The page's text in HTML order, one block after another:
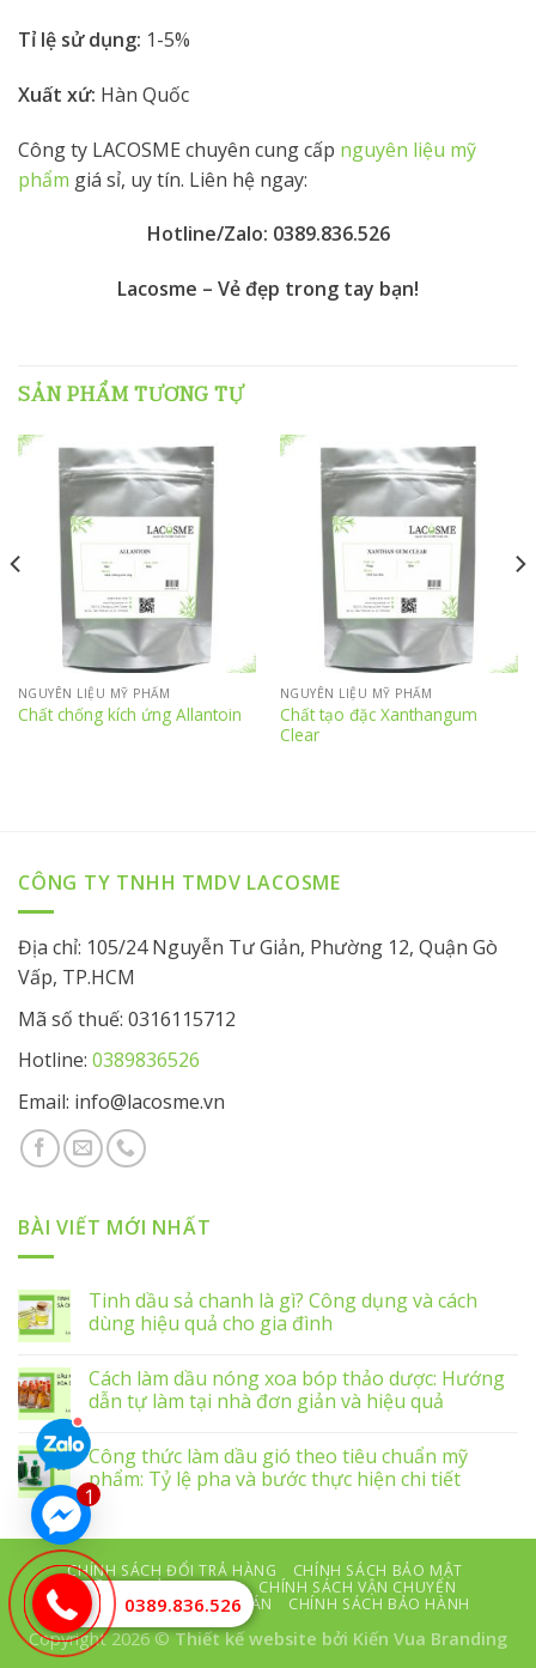
Tỉ lệ sử dụng: 1-5%
Xuất xứ: Hàn Quốc
Công ty LACOSME chuyên cung cấp nguyên liệu mỹ
phẩm giá sỉ, uy tín. Liên hệ ngay:
Hotline/Zalo: 0389.836.526
Lacosme – Vẻ đẹp trong tay bạn!
SẢN PHẨM TƯƠNG TỰ
NGUYÊN LIỆU MỸ PHẨM
Chất chống kích ứng Allantoin
NGUYÊN LIỆU MỸ PHẨM
Chất tạo đặc Xanthangum
Clear
CÔNG TY TNHH TMDV LACOSME
Địa chỉ: 105/24 Nguyễn Tư Giản, Phường 12, Quận Gò
Vấp, TP.HCM
Mã số thuế: 0316115712
Hotline: 0389836526
Email: info@lacosme.vn
BÀI VIẾT MỚI NHẤT
Tinh dầu sả chanh là gì? Công dụng và cách
dùng hiệu quả cho gia đình
Cách làm dầu nóng xoa bóp thảo dược: Hướng
dẫn tự làm tại nhà đơn giản và hiệu quả
Công thức làm dầu gió theo tiêu chuẩn mỹ
phẩm: Tỷ lệ pha và bước thực hiện chi tiết
CHÍNH SÁCH ĐỔI TRẢ HÀNG
CHÍNH SÁCH BẢO MẬT
ĐIỀU KHOẢN DỊCH VỤ
CHÍNH SÁCH VẬN CHUYỂN
CHÍNH SÁCH THANH TOÁN
CHÍNH SÁCH BẢO HÀNH
Copyright 2026 © Thiết kế website bởi Kiến Vua Branding
0389.836.526
1